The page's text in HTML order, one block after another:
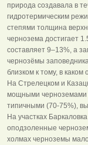
природа создавала в
гидротермическим
степями толщина
чернозема достигает
составляет 9–13%, а
чернозёмы
близком к тому, в
На Стрелецком и
мощными черноземами
типичными (70-75%),
На участках
оподзоленные
холмах черноземы